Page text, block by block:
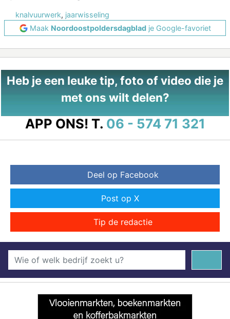
knalvuurwerk, jaarwisseling
Maak Noordoostpoldersdagbladje Google-favoriet
Heb je een leuke tip, foto of video die je
met ons wilt delen?
APP ONS! T. 06 - 574 71 321
Deel op Facebook
Post op X
Tip de redactie